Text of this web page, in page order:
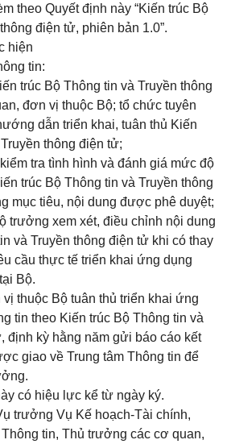
theo Quyết định này “Kiến trúc Bộ
điện tử, phiên bản 1.0”.
hiện
tin:
trúc Bộ Thông tin và Truyền thông
đơn vị thuộc Bộ; tổ chức tuyên
dẫn triển khai, tuân thủ Kiến
thông điện tử;
tra tình hình và đánh giá mức độ
trúc Bộ Thông tin và Truyền thông
mục tiêu, nội dung được phê duyệt;
trưởng xem xét, điều chỉnh nội dung
và Truyền thông điện tử khi có thay
cầu thực tế triển khai ứng dụng
Bộ.
thuộc Bộ tuân thủ triển khai ứng
tin theo Kiến trúc Bộ Thông tin và
định kỳ hằng năm gửi báo cáo kết
giao về Trung tâm Thông tin để
có hiệu lực kể từ ngày ký.
trưởng Vụ Kế hoạch-Tài chính,
tin, Thủ trưởng các cơ quan,